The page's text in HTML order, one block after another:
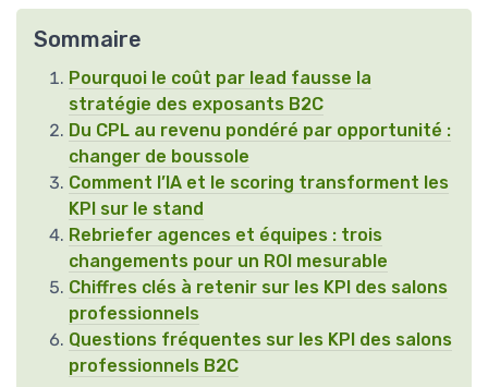
Sommaire
Pourquoi le coût par lead fausse la
stratégie des exposants B2C
Du CPL au revenu pondéré par opportunité :
changer de boussole
Comment l’IA et le scoring transforment les
KPI sur le stand
Rebriefer agences et équipes : trois
changements pour un ROI mesurable
Chiffres clés à retenir sur les KPI des salons
professionnels
Questions fréquentes sur les KPI des salons
professionnels B2C